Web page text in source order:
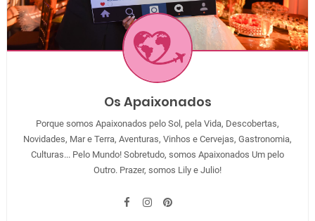
Os Apaixonados
Porque somos Apaixonados pelo Sol, pela Vida, Descobertas,
Novidades, Mar e Terra, Aventuras, Vinhos e Cervejas, Gastronomia,
Culturas... Pelo Mundo! Sobretudo, somos Apaixonados Um pelo
Outro. Prazer, somos Lily e Julio!